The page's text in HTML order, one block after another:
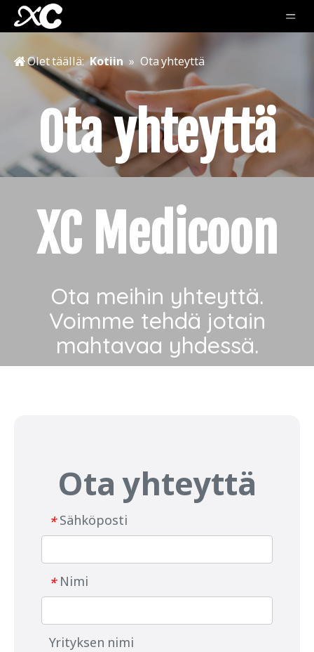
Olet täällä: Kotiin » Ota yhteyttä
Ota yhteyttä
XC Medicoon
Ota meihin yhteyttä.
Voimme tehdä jotain
mahtavaa yhdessä.
Ota yhteyttä
* Sähköposti
* Nimi
Yrityksen nimi